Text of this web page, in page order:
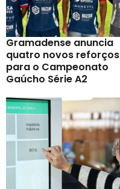
Gramadense anuncia
quatro novos reforços
para o Campeonato
Gaúcho Série A2